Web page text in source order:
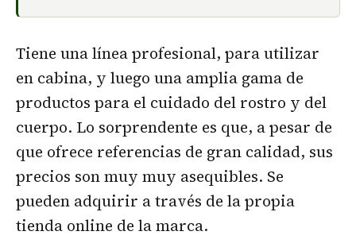
Tiene una línea profesional, para utilizar
en cabina, y luego una amplia gama de
productos para el cuidado del rostro y del
cuerpo. Lo sorprendente es que, a pesar de
que ofrece referencias de gran calidad, sus
precios son muy muy asequibles. Se
pueden adquirir a través de la propia
tienda online de la marca.